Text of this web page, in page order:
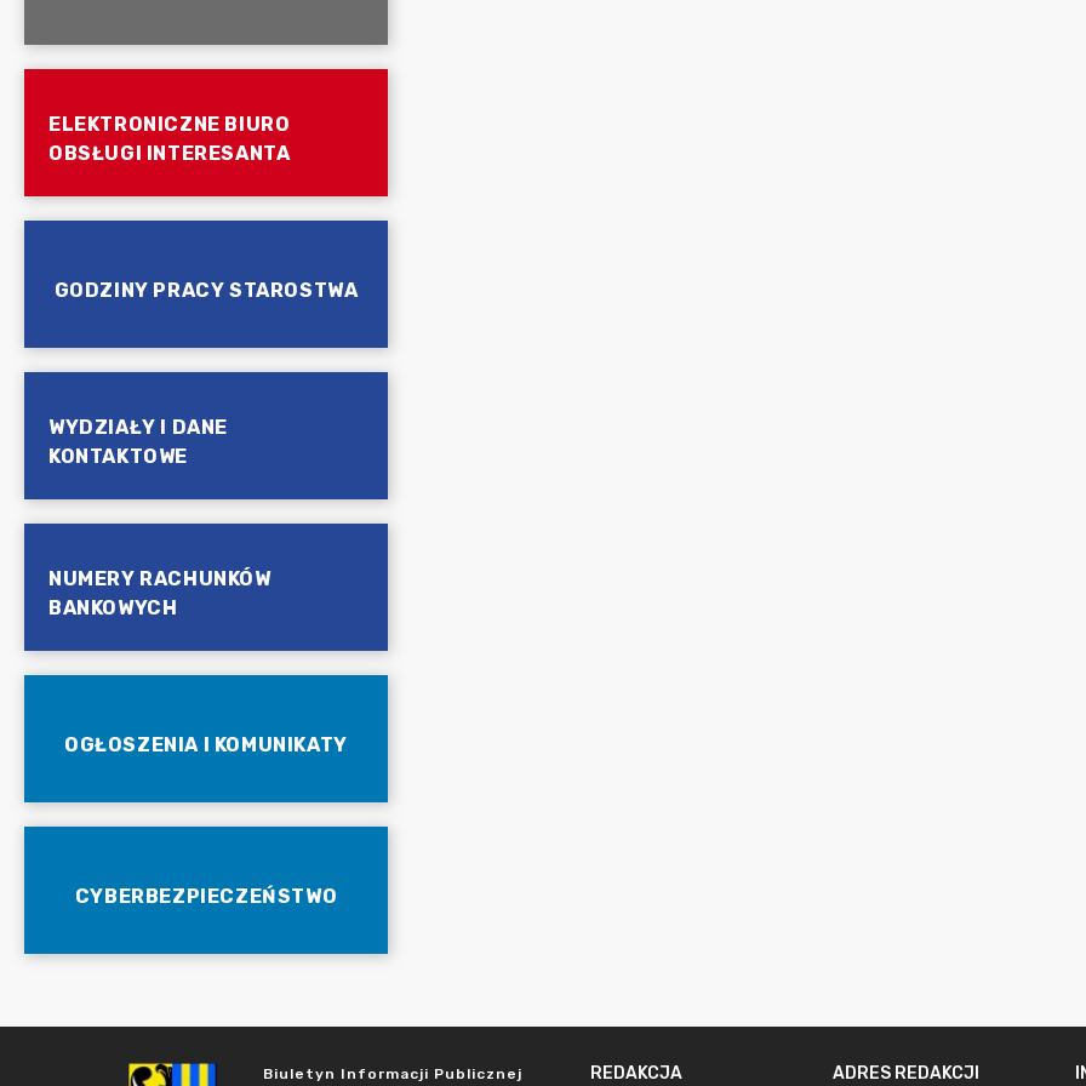
ELEKTRONICZNE BIURO
OBSŁUGI INTERESANTA
GODZINY PRACY STAROSTWA
WYDZIAŁY I DANE
KONTAKTOWE
NUMERY RACHUNKÓW
BANKOWYCH
OGŁOSZENIA I KOMUNIKATY
CYBERBEZPIECZEŃSTWO
Biuletyn Informacji Publicznej REDAKCJA ADRES REDAKCJI